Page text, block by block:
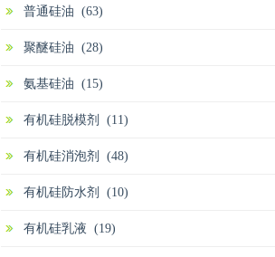
普通硅油 (63)
聚醚硅油 (28)
氨基硅油 (15)
有机硅脱模剂 (11)
有机硅消泡剂 (48)
有机硅防水剂 (10)
有机硅乳液 (19)